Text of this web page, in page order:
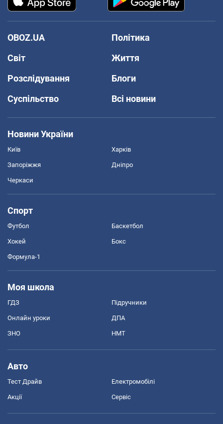
OBOZ.UA
Політика
Світ
Життя
Розслідування
Блоги
Суспільство
Всі новини
Новини України
Київ Харків
Запоріжжя Дніпро
Черкаси
Спорт
Футбол Баскетбол
Хокей Бокс
Формула-1
Моя школа
ГДЗ Підручники
Онлайн уроки ДПА
ЗНО НМТ
Авто
Тест Драйв Електромобілі
Акції Сервіс